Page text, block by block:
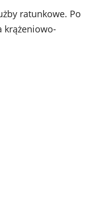
ratunkowe. Po
krążeniowo-